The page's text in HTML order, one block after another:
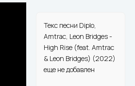
Текс песни Diplo,
Amtrac, Leon Bridges -
High Rise (feat. Amtrac
& Leon Bridges) (2022)
еще не добавлен